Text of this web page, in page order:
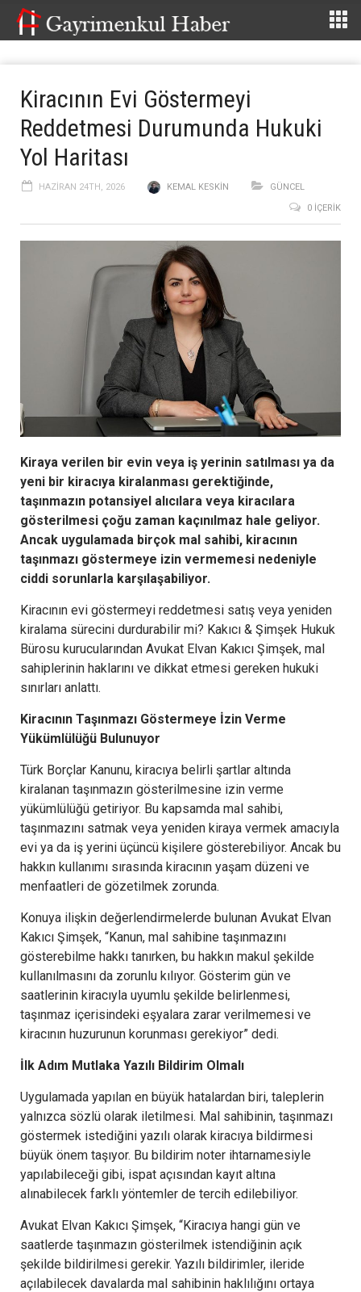
Kiracının Evi Göstermeyi
Reddetmesi Durumunda Hukuki
Yol Haritası
HAZIRAN 24TH, 2026 KEMAL KESKIN
GÜNCEL
0 İÇERIK
Kiraya verilen bir evin veya iş yerinin satılması ya da
yeni bir kiracıya kiralanması gerektiğinde,
taşınmazın potansiyel alıcılara veya kiracılara
gösterilmesi çoğu zaman kaçınılmaz hale geliyor.
Ancak uygulamada birçok mal sahibi, kiracının
taşınmazı göstermeye izin vermemesi nedeniyle
ciddi sorunlarla karşılaşabiliyor.
Kiracının evi göstermeyi reddetmesi satış veya yeniden
kiralama sürecini durdurabilir mi? Kakıcı & Şimşek Hukuk
Bürosu kurucularından Avukat Elvan Kakıcı Şimşek, mal
sahiplerinin haklarını ve dikkat etmesi gereken hukuki
sınırları anlattı.
Kiracının Taşınmazı Göstermeye İzin Verme
Yükümlülüğü Bulunuyor
Türk Borçlar Kanunu, kiracıya belirli şartlar altında
kiralanan taşınmazın gösterilmesine izin verme
yükümlülüğü getiriyor. Bu kapsamda mal sahibi,
taşınmazını satmak veya yeniden kiraya vermek amacıyla
evi ya da iş yerini üçüncü kişilere gösterebiliyor. Ancak bu
hakkın kullanımı sırasında kiracının yaşam düzeni ve
menfaatleri de gözetilmek zorunda.
Konuya ilişkin değerlendirmelerde bulunan Avukat Elvan
Kakıcı Şimşek, “Kanun, mal sahibine taşınmazını
gösterebilme hakkı tanırken, bu hakkın makul şekilde
kullanılmasını da zorunlu kılıyor. Gösterim gün ve
saatlerinin kiracıyla uyumlu şekilde belirlenmesi,
taşınmaz içerisindeki eşyalara zarar verilmemesi ve
kiracının huzurunun korunması gerekiyor” dedi.
İlk Adım Mutlaka Yazılı Bildirim Olmalı
Uygulamada yapılan en büyük hatalardan biri, taleplerin
yalnızca sözlü olarak iletilmesi. Mal sahibinin, taşınmazı
göstermek istediğini yazılı olarak kiracıya bildirmesi
büyük önem taşıyor. Bu bildirim noter ihtarnamesiyle
yapılabileceği gibi, ispat açısından kayıt altına
alınabilecek farklı yöntemler de tercih edilebiliyor.
Avukat Elvan Kakıcı Şimşek, “Kiracıya hangi gün ve
saatlerde taşınmazın gösterilmek istendiğinin açık
şekilde bildirilmesi gerekir. Yazılı bildirimler, ileride
açılabilecek davalarda mal sahibinin haklılığını ortaya